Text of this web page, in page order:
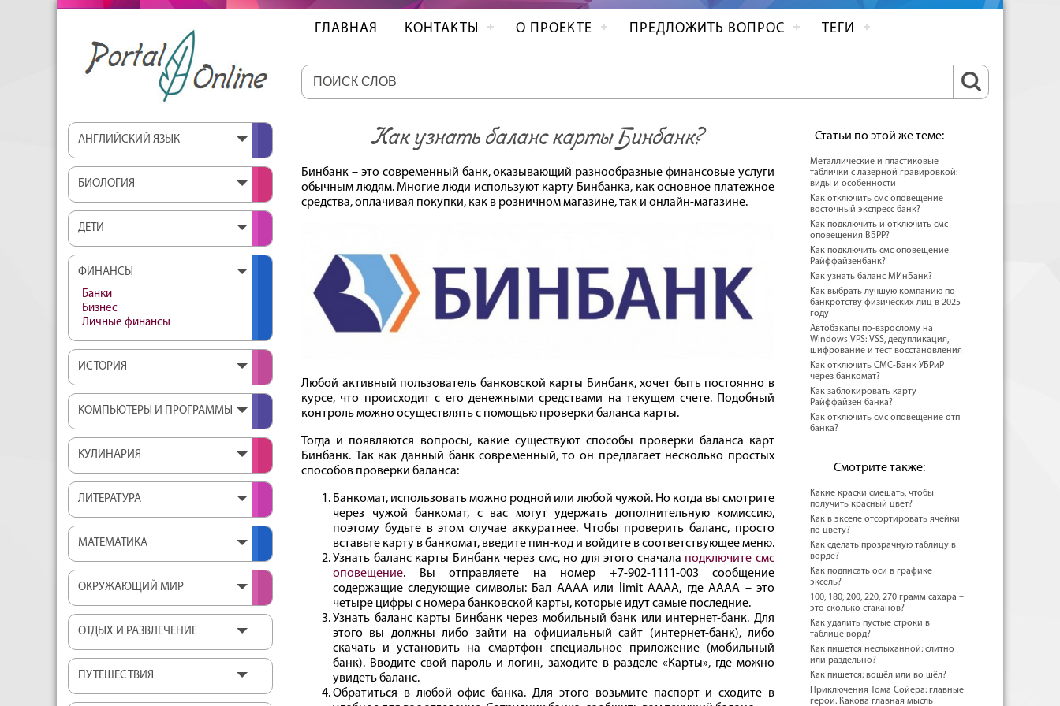
ГЛАВНАЯ КОНТАКТЫ О ПРОЕКТЕ ПРЕДЛОЖИТЬ ВОПРОС ТЕГИ
АНГЛИЙСКИЙ ЯЗЫК
БИОЛОГИЯ
ДЕТИ
ФИНАНСЫ
Банки
Бизнес
Личные финансы
ИСТОРИЯ
КОМПЬЮТЕРЫ И ПРОГРАММЫ
КУЛИНАРИЯ
ЛИТЕРАТУРА
МАТЕМАТИКА
ОКРУЖАЮЩИЙ МИР
ОТДЫХ И РАЗВЛЕЧЕНИЕ
ПУТЕШЕСТВИЯ
Как узнать баланс карты Бинбанк?
Бинбанк – это современный банк, оказывающий разнообразные финансовые услуги
обычным людям. Многие люди используют карту Бинбанка, как основное платежное
средства, оплачивая покупки, как в розничном магазине, так и онлайн-магазине.
Любой активный пользователь банковской карты Бинбанк, хочет быть постоянно в
курсе, что происходит с его денежными средствами на текущем счете. Подобный
контроль можно осуществлять с помощью проверки баланса карты.
Тогда и появляются вопросы, какие существуют способы проверки баланса карт
Бинбанк. Так как данный банк современный, то он предлагает несколько простых
способов проверки баланса:
Банкомат, использовать можно родной или любой чужой. Но когда вы смотрите
через чужой банкомат, с вас могут удержать дополнительную комиссию,
поэтому будьте в этом случае аккуратнее. Чтобы проверить баланс, просто
вставьте карту в банкомат, введите пин-код и войдите в соответствующее меню.
Узнать баланс карты Бинбанк через смс, но для этого сначала подключите смс
оповещение. Вы отправляете на номер +7-902-1111-003 сообщение
содержащие следующие символы: Бал АААА или limit АААА, где АААА – это
четыре цифры с номера банковской карты, которые идут самые последние.
Узнать баланс карты Бинбанк через мобильный банк или интернет-банк. Для
этого вы должны либо зайти на официальный сайт (интернет-банк), либо
скачать и установить на смартфон специальное приложение (мобильный
банк). Вводите свой пароль и логин, заходите в разделе «Карты», где можно
увидеть баланс.
Обратиться в любой офис банка. Для этого возьмите паспорт и сходите в
Статьи по этой же теме:
Металлические и пластиковые
таблички с лазерной гравировкой:
виды и особенности
Как отключить смс оповещение
восточный экспресс банк?
Как подключить и отключить смс
оповещения ВБРР?
Как подключить смс оповещение
Райффайзенбанк?
Как узнать баланс МИнБанк?
Как выбрать лучшую компанию по
банкротству физических лиц в 2025
году
Автобэкапы по-взрослому на
Windows VPS: VSS, дедупликация,
шифрование и тест восстановления
Как отключить СМС-Банк УБРиР
через банкомат?
Как заблокировать карту
Райффайзен банка?
Как отключить смс оповещение отп
банка?
Смотрите также:
Какие краски смешать, чтобы
получить красный цвет?
Как в экселе отсортировать ячейки
по цвету?
Как сделать прозрачную таблицу в
ворде?
Как подписать оси в графике
эксель?
100, 180, 200, 220, 270 грамм сахара –
это сколько стаканов?
Как удалить пустые строки в
таблице ворд?
Как пишется неслыханной: слитно
или раздельно?
Как пишется: вошёл или во шёл?
Приключения Тома Сойера: главные
герои. Какова главная мысль